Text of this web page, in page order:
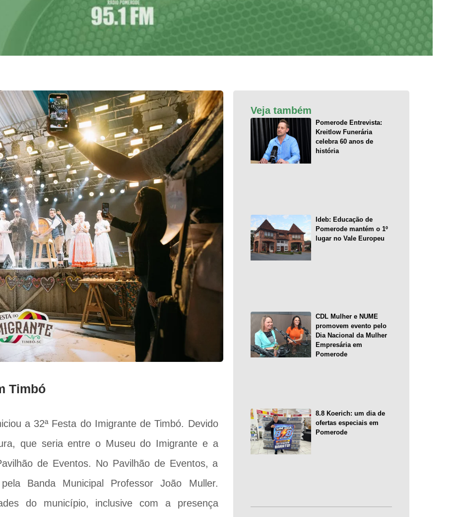
Timbó
a 32ª Festa do Imigrante de Timbó. Devido
que seria entre o Museu do Imigrante e a
de Eventos. No Pavilhão de Eventos, a
Banda Municipal Professor João Muller.
do município, inclusive com a presença
Veja também
Pomerode Entrevista:
Kreitlow Funerária
celebra 60 anos de
história
Ideb: Educação de
Pomerode mantém o 1º
lugar no Vale Europeu
CDL Mulher e NUME
promovem evento pelo
Dia Nacional da Mulher
Empresária em
Pomerode
8.8 Koerich: um dia de
ofertas especiais em
Pomerode